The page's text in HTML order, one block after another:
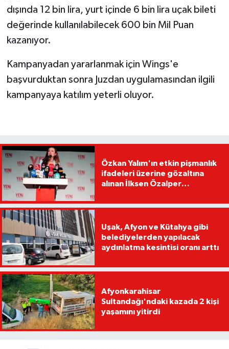
dışında 12 bin lira, yurt içinde 6 bin lira uçak bileti
değerinde kullanılabilecek 600 bin Mil Puan
kazanıyor.
Kampanyadan yararlanmak için Wings'e
başvurduktan sonra Juzdan uygulamasından ilgili
kampanyaya katılım yeterli oluyor.
Özkan Yalım'ın etkin pişmanlık
ifadeleri üzerine gözaltına
alınan İlksen Özalper
Uşak, Afyon ve Kütahya gibi
belediyelerden yapılacak
aydınlatma kesintisi oranı arttı
Afyonkarahisar
Sultandağı'ndaki kazada 2 kişi
yaşamını yitirdi